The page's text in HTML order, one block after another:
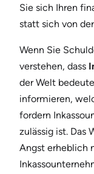
Sie sich Ihren
statt sich von
Wenn Sie
verstehen, dass
der Welt
informieren,
fordern
zulässig ist. Das
Angst erheblich